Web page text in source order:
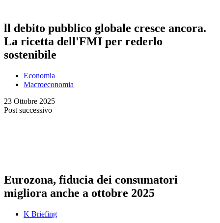
ll debito pubblico globale cresce ancora.
La ricetta dell'FMI per rederlo
sostenibile
Economia
Macroeconomia
23 Ottobre 2025
Post successivo
Eurozona, fiducia dei consumatori
migliora anche a ottobre 2025
K Briefing